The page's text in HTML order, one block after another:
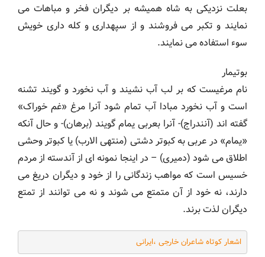
بعلت نزدیکی به شاه همیشه بر دیگران فخر و مباهات می
نمایند و تکبر می فروشند و از سپهداری و کله داری خویش
سوء استفاده می نمایند.
بوتیمار
نام مرغیست که بر لب آب نشیند و آب نخورد و گویند تشنه
است و آب نخورد مبادا آب تمام شود آنرا مرغ «غم خوراک»
گفته اند (آنندراج)- آنرا بعربی یمام گویند (برهان)- و حال آنکه
«یمام» در عربی به کبوتر دشتی (منتهی الارب) یا کبوتر وحشی
اطلاق می شود (دمیری) – در اینجا نمونه ای از آندسته از مردم
خسیس است که مواهب زندگانی را از خود و دیگران دریغ می
دارند، نه خود از آن متمتع می شوند و نه می توانند از تمتع
دیگران لذت برند.
اشعار کوتاه شاعران خارجی ،ایرانی